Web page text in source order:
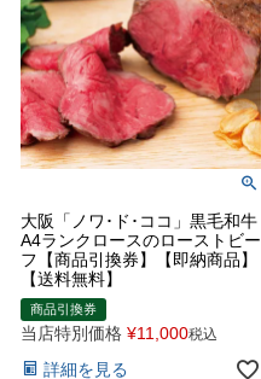
大阪「ノワ･ド･ココ」黒毛和牛
A4ランクロースのローストビー
フ【商品引換券】【即納商品】
【送料無料】
商品引換券
当店特別価格 ¥11,000税込
詳細を見る